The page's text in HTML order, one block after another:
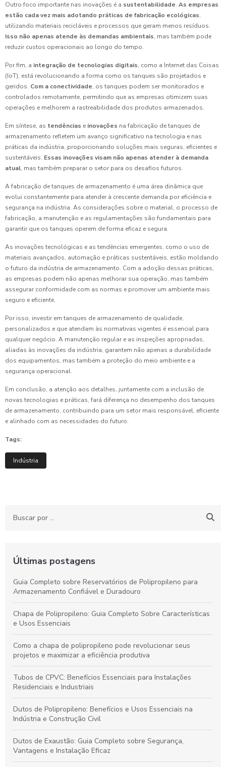
Outro foco importante nas inovações é a sustentabilidade. As empresas
estão cada vez mais adotando práticas de fabricação ecológicas,
utilizando materiais recicláveis e processos que geram menos resíduos.
Isso não apenas atende às demandas ambientais, mas também pode
reduzir custos operacionais ao longo do tempo.
Por fim, a integração de tecnologias digitais, como a Internet das Coisas
(IoT), está revolucionando a forma como os tanques são projetados e
geridos. Com a conectividade, os tanques podem ser monitorados e
controlados remotamente, permitindo que as empresas otimizem suas
operações e melhorem a rastreabilidade dos produtos armazenados.
Em síntese, as tendências e inovações na fabricação de tanques de
armazenamento refletem um avanço significativo na tecnologia e nas
práticas da indústria, proporcionando soluções mais seguras, eficientes e
sustentáveis. Essas inovações visam não apenas atender à demanda
atual, mas também preparar o setor para os desafios futuros.
A fabricação de tanques de armazenamento é uma área dinâmica que
evolui constantemente para atender à crescente demanda por eficiência e
segurança na indústria. As considerações sobre o material, o processo de
fabricação, a manutenção e as regulamentações são fundamentais para
garantir que os tanques operem de forma eficaz e segura.
As inovações tecnológicas e as tendências emergentes, como o uso de
materiais avançados, automação e práticas sustentáveis, estão moldando
o futuro da indústria de armazenamento. Com a adoção dessas práticas,
as empresas podem não apenas melhorar sua operação, mas também
assegurar conformidade com as normas e promover um ambiente mais
seguro e eficiente.
Por isso, investir em tanques de armazenamento de qualidade,
personalizados e que atendam às normativas vigentes é essencial para
qualquer negócio. A manutenção regular e as inspeções apropriadas,
aliadas às inovações da indústria, garantem não apenas a durabilidade
dos equipamentos, mas também a proteção do meio ambiente e a
segurança operacional.
Em conclusão, a atenção aos detalhes, juntamente com a inclusão de
novas tecnologias e práticas, fará diferença no desempenho dos tanques
de armazenamento, contribuindo para um setor mais responsável, eficiente
e alinhado com as necessidades do futuro.
Tags:
Indústria
Últimas postagens
Guia Completo sobre Reservatórios de Polipropileno para
Armazenamento Confiável e Duradouro
Chapa de Polipropileno: Guia Completo Sobre Características
e Usos Essenciais
Como a chapa de polipropileno pode revolucionar seus
projetos e maximizar a eficiência produtiva
Tubos de CPVC: Benefícios Essenciais para Instalações
Residenciais e Industriais
Dutos de Polipropileno: Benefícios e Usos Essenciais na
Indústria e Construção Civil
Dutos de Exaustão: Guia Completo sobre Segurança,
Vantagens e Instalação Eficaz